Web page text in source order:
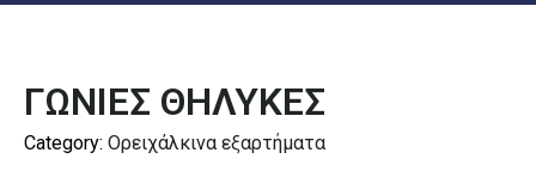
ΓΩΝΙΕΣ ΘΗΛΥΚΕΣ
Category: Ορειχάλκινα εξαρτήματα